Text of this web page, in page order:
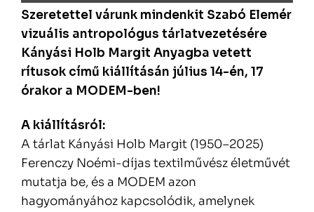
Szeretettel várunk mindenkit Szabó Elemér
vizuális antropológus tárlatvezetésére
Kányási Holb Margit Anyagba vetett
rítusok című kiállításán július 14-én, 17
órakor a MODEM-ben!
A kiállításról:
A tárlat Kányási Holb Margit (1950–2025)
Ferenczy Noémi-díjas textilművész életművét
mutatja be, és a MODEM azon
hagyományához kapcsolódik, amelynek